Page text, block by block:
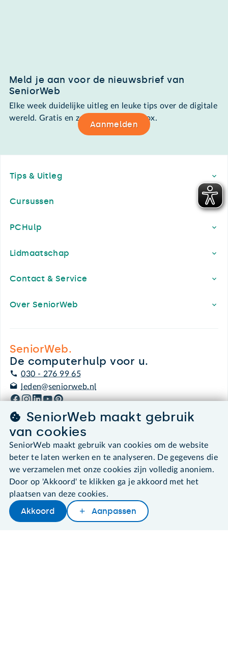
Later lezenDelenWoordenboek
Meld je aan voor de nieuwsbrief van
SeniorWeb
Elke week duidelijke uitleg en leuke tips over de digitale
wereld. Gratis en zomaar in de mailbox.
Aanmelden
Tips & Uitleg
Cursussen
PCHulp
Lidmaatschap
Contact & Service
Over SeniorWeb
SeniorWeb.
De computerhulp voor u.
030 - 276 99 65
leden@seniorweb.nl
©2026 SeniorWeb
Algemene voorwaarden
Cookies en cookie-instellingen
Disclaimer
Privacybeleid
About SeniorWeb
SeniorWeb maakt gebruik
van cookies
SeniorWeb maakt gebruik van cookies om de website
beter te laten werken en te analyseren. De gegevens die
we verzamelen met onze cookies zijn volledig anoniem.
Door op 'Akkoord' te klikken ga je akkoord met het
plaatsen van deze cookies.
Akkoord Aanpassen